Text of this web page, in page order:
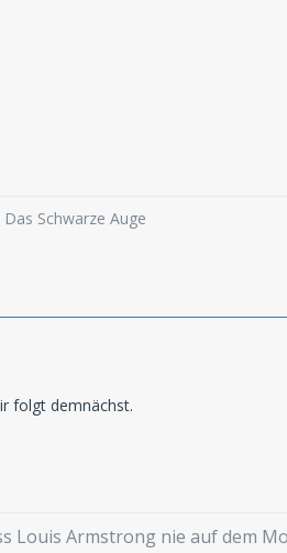
Schwarze Auge
folgt demnächst.
Louis Armstrong nie auf dem